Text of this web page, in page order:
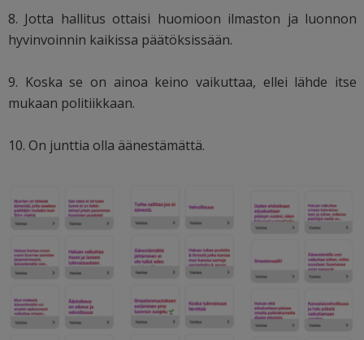
8. Jotta hallitus ottaisi huomioon ilmaston ja luonnon
hyvinvoinnin kaikissa päätöksissään.
9. Koska se on ainoa keino vaikuttaa, ellei lähde itse
mukaan politiikkaan.
10. On junttia olla äänestämättä.